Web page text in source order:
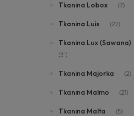
Tkanina Lobox (7)
Tkanina Luis (22)
Tkanina Lux (Sawana)
(31)
Tkanina Majorka (2)
Tkanina Malmo (21)
Tkanina Malta (5)